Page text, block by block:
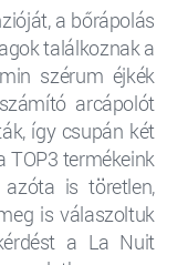
a bőrápolás
találkoznak a
szérum éjkék
arcápolót
így csupán két
TOP3 termékeink
azóta is töretlen,
is válaszoltuk
a La Nuit